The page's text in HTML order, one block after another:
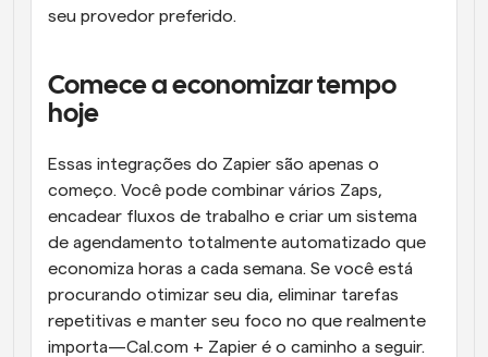
seu provedor preferido.
Comece a economizar tempo
hoje
Essas integrações do Zapier são apenas o
começo. Você pode combinar vários Zaps,
encadear fluxos de trabalho e criar um sistema
de agendamento totalmente automatizado que
economiza horas a cada semana. Se você está
procurando otimizar seu dia, eliminar tarefas
repetitivas e manter seu foco no que realmente
importa—Cal.com + Zapier é o caminho a seguir.